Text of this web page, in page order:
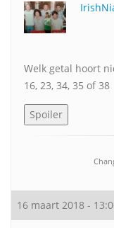
Welk getal hoort
16, 23, 34, 35 of 38
16 maart 2018 -